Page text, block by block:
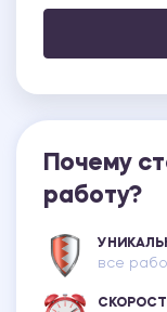
Почему
работу?
все